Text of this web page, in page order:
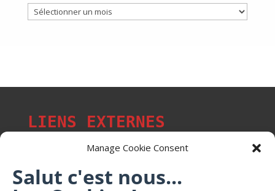
Manage Cookie Consent
Salut c'est nous...
Archives
LIENS EXTERNES